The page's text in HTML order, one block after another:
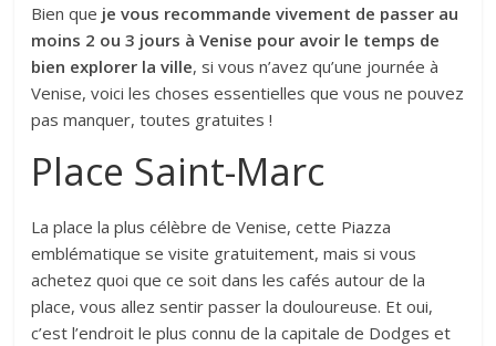
Bien que je vous recommande vivement de passer au
moins 2 ou 3 jours à Venise pour avoir le temps de
bien explorer la ville, si vous n’avez qu’une journée à
Venise, voici les choses essentielles que vous ne pouvez
pas manquer, toutes gratuites !
Place Saint-Marc
La place la plus célèbre de Venise, cette Piazza
emblématique se visite gratuitement, mais si vous
achetez quoi que ce soit dans les cafés autour de la
place, vous allez sentir passer la douloureuse. Et oui,
c’est l’endroit le plus connu de la capitale de Dodges et